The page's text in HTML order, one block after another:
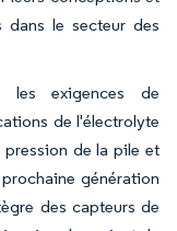
dans le secteur des
les exigences de
de l'électrolyte
de la pile et
génération
des capteurs de